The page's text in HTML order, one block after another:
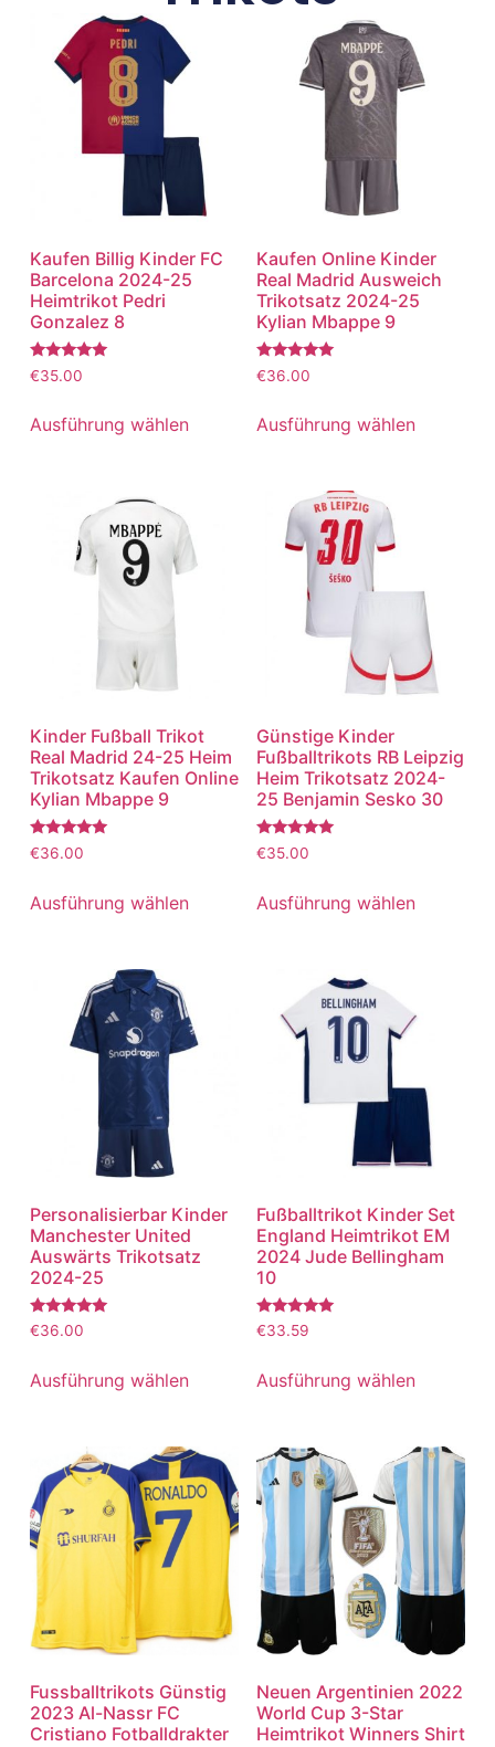
Kaufen Billig Kinder FC
Barcelona 2024-25
Heimtrikot Pedri
Gonzalez 8
Bewertet
mit
von 5
€35.00
Ausführung wählen
Kaufen Online Kinder
Real Madrid Ausweich
Trikotsatz 2024-25
Kylian Mbappe 9
Bewertet
mit
von 5
€36.00
Ausführung wählen
Kinder Fußball Trikot
Real Madrid 24-25 Heim
Trikotsatz Kaufen Online
Kylian Mbappe 9
Bewertet
mit
von 5
€36.00
Ausführung wählen
Günstige Kinder
Fußballtrikots RB Leipzig
Heim Trikotsatz 2024-
25 Benjamin Sesko 30
Bewertet
mit
von 5
€35.00
Ausführung wählen
Personalisierbar Kinder
Manchester United
Auswärts Trikotsatz
2024-25
Bewertet
mit
von 5
€36.00
Ausführung wählen
Fußballtrikot Kinder Set
England Heimtrikot EM
2024 Jude Bellingham
10
Bewertet
mit
von 5
€33.59
Ausführung wählen
Fussballtrikots Günstig
2023 Al-Nassr FC
Cristiano Fotballdrakter
Neuen Argentinien 2022
World Cup 3-Star
Heimtrikot Winners Shirt